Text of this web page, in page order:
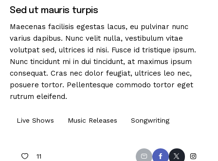
Sed ut mauris turpis
Maecenas facilisis egestas lacus, eu pulvinar nunc
varius dapibus. Nunc velit nulla, vestibulum vitae
volutpat sed, ultrices id nisi. Fusce id tristique ipsum.
Nunc tincidunt mi in dui tincidunt, at maximus ipsum
consequat. Cras nec dolor feugiat, ultrices leo nec,
posuere tortor. Pellentesque commodo tortor eget
rutrum eleifend.
Live Shows Music Releases Songwriting
11